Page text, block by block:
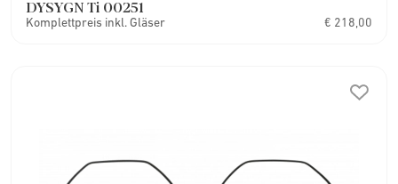
DYSYGN Ti 00251
Komplettpreis inkl. Gläser € 218,00